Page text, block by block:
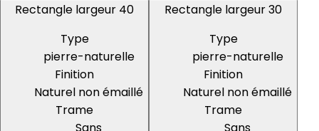
Rectangle largeur 40
Type
pierre-naturelle
Finition
Naturel non émaillé
Trame
Rectangle largeur 30
Type
pierre-naturelle
Finition
Naturel non émaillé
Trame